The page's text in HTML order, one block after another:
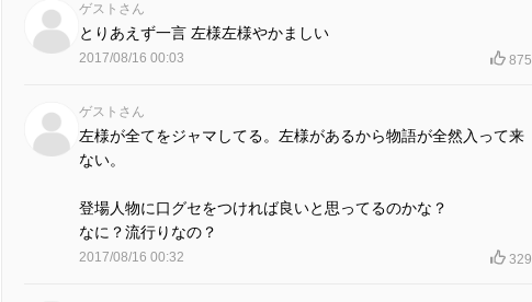
ゲストさん
とりあえず一言 左様左様やかましい
2017/08/16 00:03 875
ゲストさん
左様が全てをジャマしてる。左様があるから物語が全然入って来
ない。
登場人物に口グセをつければ良いと思ってるのかな？
なに？流行りなの？
2017/08/16 00:32 329